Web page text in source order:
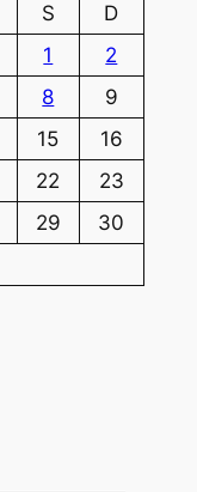
S
D
1
2
8
9
15
16
22
23
29
30